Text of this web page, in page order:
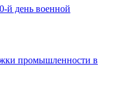
й день военной
промышленности в